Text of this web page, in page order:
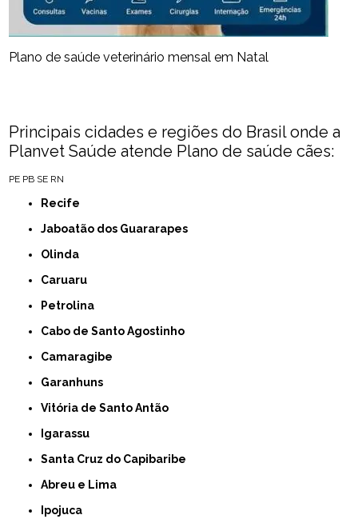
Plano de saúde veterinário mensal em Natal
Principais cidades e regiões do Brasil onde a
Planvet Saúde atende Plano de saúde cães:
PE PB SE RN
Recife
Jaboatão dos Guararapes
Olinda
Caruaru
Petrolina
Cabo de Santo Agostinho
Camaragibe
Garanhuns
Vitória de Santo Antão
Igarassu
Santa Cruz do Capibaribe
Abreu e Lima
Ipojuca